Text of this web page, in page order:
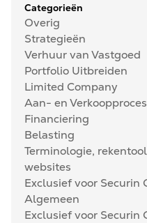
Categorieën
Overig
Strategieën
Verhuur van Vastgoed
Portfolio Uitbreiden
Limited Company
Aan- en Verkoopproces
Financiering
Belasting
Terminologie,
websites
Exclusief voor Securin
Algemeen
Exclusief voor Securin